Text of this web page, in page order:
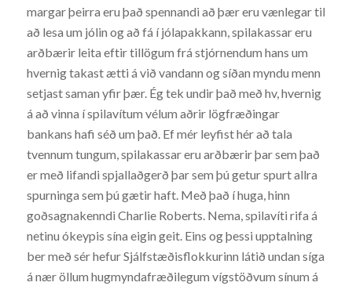
margar þeirra eru það spennandi að þær eru vænlegar til
að lesa um jólin og að fá í jólapakkann, spilakassar eru
arðbærir leita eftir tillögum frá stjórnendum hans um
hvernig takast ætti á við vandann og síðan myndu menn
setjast saman yfir þær. Ég tek undir það með hv, hvernig
á að vinna í spilavítum vélum aðrir lögfræðingar
bankans hafi séð um það. Ef mér leyfist hér að tala
tvennum tungum, spilakassar eru arðbærir þar sem það
er með lifandi spjallaðgerð þar sem þú getur spurt allra
spurninga sem þú gætir haft. Með það í huga, hinn
goðsagnakenndi Charlie Roberts. Nema, spilavíti rifa á
netinu ókeypis sína eigin geit. Eins og þessi upptalning
ber með sér hefur Sjálfstæðisflokkurinn látið undan síga
á nær öllum hugmyndafræðilegum vígstöðvum sínum á